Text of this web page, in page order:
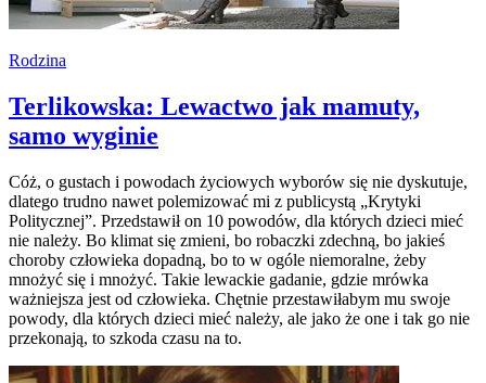
Rodzina
Terlikowska: Lewactwo jak mamuty,
samo wyginie
Cóż, o gustach i powodach życiowych wyborów się nie dyskutuje,
dlatego trudno nawet polemizować mi z publicystą „Krytyki
Politycznej”. Przedstawił on 10 powodów, dla których dzieci mieć
nie należy. Bo klimat się zmieni, bo robaczki zdechną, bo jakieś
choroby człowieka dopadną, bo to w ogóle niemoralne, żeby
mnożyć się i mnożyć. Takie lewackie gadanie, gdzie mrówka
ważniejsza jest od człowieka. Chętnie przestawiłabym mu swoje
powody, dla których dzieci mieć należy, ale jako że one i tak go nie
przekonają, to szkoda czasu na to.